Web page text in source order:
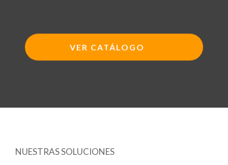
VER CATÁLOGO
NUESTRAS SOLUCIONES